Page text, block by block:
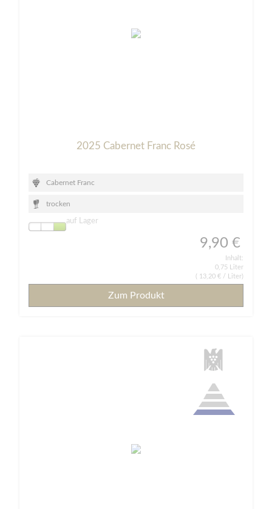
2025 Cabernet Franc Rosé
Cabernet Franc
trocken
auf Lager
9,90 €
Inhalt:
0,75 Liter
13,20 € / Liter)
Zum Produkt